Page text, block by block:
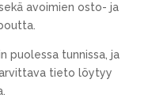
avoimien osto- ja
puolessa tunnissa, ja
tieto löytyy